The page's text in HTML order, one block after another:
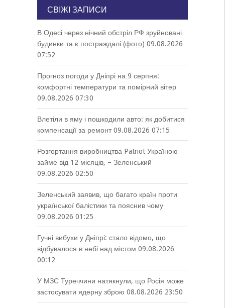
СВІЖІ ЗАПИСИ
В Одесі через нічний обстріл РФ зруйновані
будинки та є постраждалі (фото) 09.08.2026
07:52
Прогноз погоди у Дніпрі на 9 серпня:
комфортні температури та помірний вітер
09.08.2026 07:30
Влетіли в яму і пошкодили авто: як добитися
компенсації за ремонт 09.08.2026 07:15
Розгортання виробництва Patriot Україною
займе від 12 місяців, – Зеленський
09.08.2026 02:50
Зеленський заявив, що багато країн проти
української балістики та пояснив чому
09.08.2026 01:25
Гучні вибухи у Дніпрі: стало відомо, що
відбувалося в небі над містом 09.08.2026
00:12
У МЗС Туреччини натякнули, що Росія може
застосувати ядерну зброю 08.08.2026 23:50